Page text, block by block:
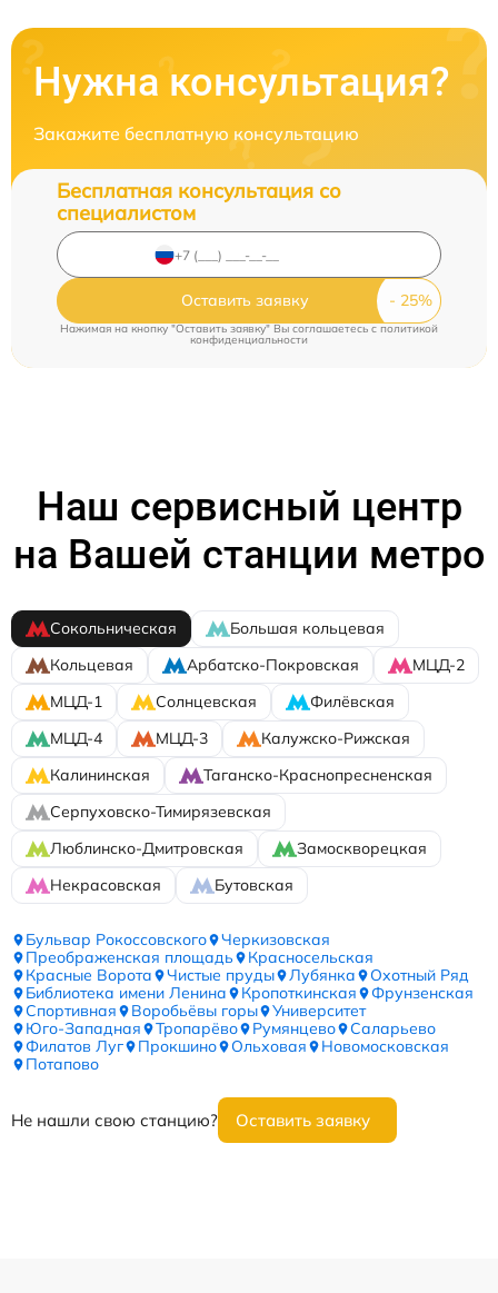
Нужна консультация?
Закажите бесплатную консультацию
Бесплатная консультация со
специалистом
Оставить заявку
Нажимая на кнопку "Оставить заявку" Вы соглашаетесь c политикой
конфиденциальности
Наш сервисный центр
на Вашей станции метро
Сокольническая
Большая кольцевая
Кольцевая
Арбатско-Покровская
МЦД-2
МЦД-1
Солнцевская
Филёвская
МЦД-4
МЦД-3
Калужско-Рижская
Калининская
Таганско-Краснопресненская
Серпуховско-Тимирязевская
Люблинско-Дмитровская
Замоскворецкая
Некрасовская
Бутовская
Бульвар Рокоссовского
Черкизовская
Преображенская площадь
Красносельская
Красные Ворота
Чистые пруды Лубянка
Охотный Ряд
Библиотека имени Ленина
Кропоткинская
Фрунзенская
Спортивная
Воробьёвы горы
Университет
Юго-Западная
Тропарёво Румянцево
Саларьево
Филатов Луг
Прокшино Ольховая
Новомосковская
Потапово
Не нашли свою станцию? Оставить заявку